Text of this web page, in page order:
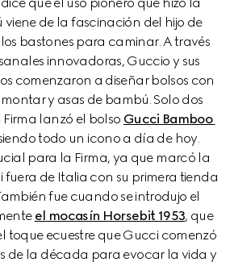
viene de la fascinación del hijo de
bastones para caminar. A través
innovadoras, Guccio y sus
comenzaron a diseñar bolsos con
y asas de bambú. Solo dos
lanzó el bolso Gucci Bamboo
todo un icono a día de hoy.
para la Firma, ya que marcó la
fuera de Italia con su primera tienda
fue cuando se introdujo el
el mocasín Horsebit 1953, que
toque ecuestre que Gucci comenzó
de la década para evocar la vida y